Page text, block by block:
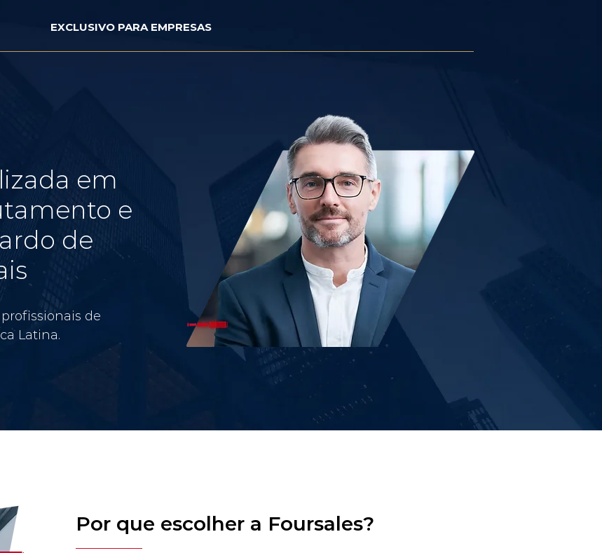
EXCLUSIVO PARA EMPRESAS
em
e
de
de
Latina.
Por que escolher a Foursales?